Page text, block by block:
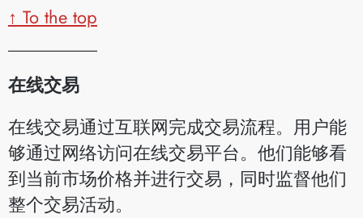
↑ To the top
在线交易
在线交易通过互联网完成交易流程。用户能
够通过网络访问在线交易平台。他们能够看
到当前市场价格并进行交易，同时监督他们
整个交易活动。